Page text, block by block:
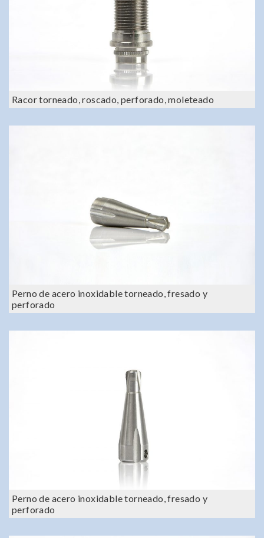
Racor torneado, roscado, perforado, moleteado
Perno de acero inoxidable torneado, fresado y
perforado
Perno de acero inoxidable torneado, fresado y
perforado